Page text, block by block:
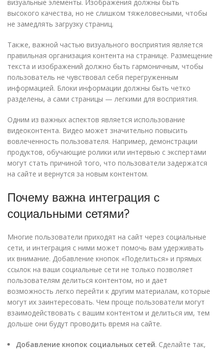
визуальные элементы. Изображения должны быть
высокого качества, но не слишком тяжеловесными, чтобы
не замедлять загрузку страниц.
Также, важной частью визуального восприятия является
правильная организация контента на странице. Размещение
текста и изображений должно быть гармоничным, чтобы
пользователь не чувствовал себя перегруженным
информацией. Блоки информации должны быть четко
разделены, а сами страницы — легкими для восприятия.
Одним из важных аспектов является использование
видеоконтента. Видео может значительно повысить
вовлеченность пользователя. Например, демонстрации
продуктов, обучающие ролики или интервью с экспертами
могут стать причиной того, что пользователи задержатся
на сайте и вернутся за новым контентом.
Почему важна интеграция с
социальными сетями?
Многие пользователи приходят на сайт через социальные
сети, и интеграция с ними может помочь вам удерживать
их внимание. Добавление кнопок «Поделиться» и прямых
ссылок на ваши социальные сети не только позволяет
пользователям делиться контентом, но и дает
возможность легко перейти к другим материалам, которые
могут их заинтересовать. Чем проще пользователи могут
взаимодействовать с вашим контентом и делиться им, тем
дольше они будут проводить время на сайте.
Добавление кнопок социальных сетей. Сделайте так,